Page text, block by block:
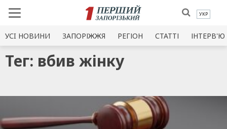
УКР
УСI НОВИНИ ЗАПОРІЖЖЯ РЕГІОН СТАТТІ ІНТЕРВ'Ю
Тег: вбив жінку